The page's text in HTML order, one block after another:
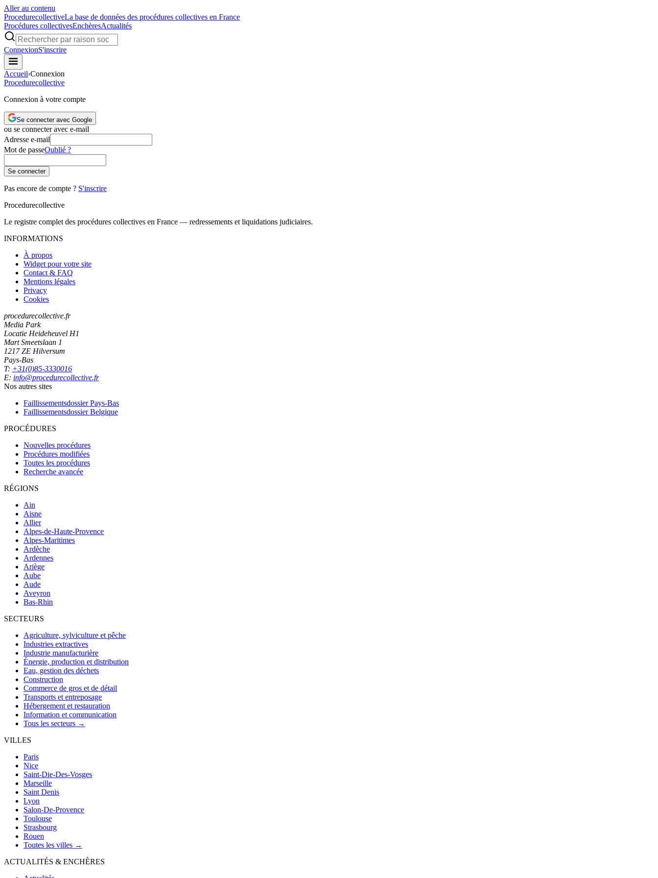
Aller au contenu
ProcedurecollectiveLa base de données des procédures collectives en France
Procédures collectivesEnchèresActualités
ConnexionS'inscrire
Accueil›Connexion
Procedurecollective
Connexion à votre compte
Se connecter avec Google
ou se connecter avec e-mail
Adresse e-mail
Mot de passeOublié ?
Se connecter
Pas encore de compte ? S'inscrire
Procedurecollective
Le registre complet des procédures collectives en France — redressements et liquidations judiciaires.
INFORMATIONS
À propos
Widget pour votre site
Contact & FAQ
Mentions légales
Privacy
Cookies
procedurecollective.fr
Media Park
Locatie Heideheuvel H1
Mart Smeetslaan 1
1217 ZE Hilversum
Pays-Bas
T: +31(0)85-3330016
E: info@procedurecollective.fr
Nos autres sites
Faillissementsdossier Pays-Bas
Faillissementsdossier Belgique
PROCÉDURES
Nouvelles procédures
Procédures modifiées
Toutes les procédures
Recherche avancée
RÉGIONS
Ain
Aisne
Allier
Alpes-de-Haute-Provence
Alpes-Maritimes
Ardèche
Ardennes
Ariège
Aube
Aude
Aveyron
Bas-Rhin
SECTEURS
Agriculture, sylviculture et pêche
Industries extractives
Industrie manufacturière
Énergie, production et distribution
Eau, gestion des déchets
Construction
Commerce de gros et de détail
Transports et entreposage
Hébergement et restauration
Information et communication
Tous les secteurs →
VILLES
Paris
Nice
Saint-Die-Des-Vosges
Marseille
Saint Denis
Lyon
Salon-De-Provence
Toulouse
Strasbourg
Rouen
Toutes les villes →
ACTUALITÉS & ENCHÈRES